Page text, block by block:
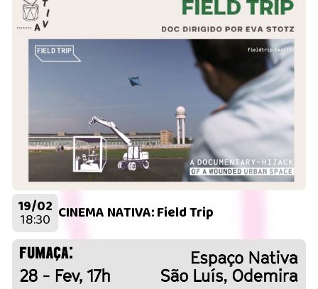
19/02
18:30 CINEMA NATIVA: Field Trip